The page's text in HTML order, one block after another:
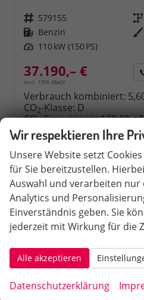
Fahrzeugnr. 579155 Getriebe
Kraftstoff Benzin Außenfarbe
Leistung 110 kW (150 PS)
37.190,– €
incl. 19% MwSt.
Verbrauch kombiniert:
CO2-Klasse: D
CO -Emissionen:128,00 g/
Wir respektieren Ihre
Unsere Website setzt
für Sie bereitzustellen.
Auswahl und verarbeiten
Analytics und
Einverständnis geben. Sie
jederzeit mit Wirkung für die
Alle akzeptieren
Datenschutzerklärung